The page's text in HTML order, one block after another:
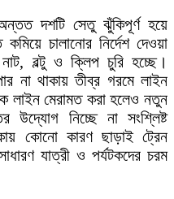
দশটি সেতু ঝুঁকিপূর্ণ হয়ে
চালানোর নির্দেশ দেওয়া
বল্টু ও ক্লিপ চুরি হচ্ছে।
না থাকায় তীব্র গরমে লাইন
লাইন মেরামত করা হলেও নতুন
উদ্যোগ নিচ্ছে না সংশ্লিষ্ট
কোনো কারণ ছাড়াই ট্রেন
যাত্রী ও পর্যটকদের চরম